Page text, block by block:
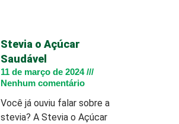
Stevia o Açúcar
Saudável
11 de março de 2024
Nenhum comentário
Você já ouviu falar sobre a
stevia? A Stevia o Açúcar